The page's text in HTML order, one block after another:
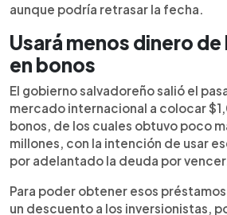
aunque podría retrasar la fecha.
Usará menos dinero
en bonos
El gobierno salvadoreño salió el
mercado internacional a colocar
bonos, de los cuales obtuvo poco
millones, con la intención de usar
por adelantado la deuda por vencer.
Para poder obtener esos
un descuento a los inversionistas,